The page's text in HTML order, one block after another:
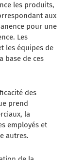
les produits,
aux
pour une
Les
les équipes de
base de ces
des
prend
la
employés et
autres.